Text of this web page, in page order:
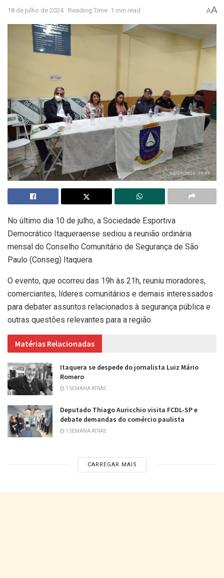
18 de julho de 2024 Reading Time: 1 min read AA
No último dia 10 de julho, a Sociedade Esportiva
Democrático Itaqueraense sediou a reunião ordinária
mensal do Conselho Comunitário de Segurança de São
Paulo (Conseg) Itaquera.
O evento, que ocorreu das 19h às 21h, reuniu moradores,
comerciantes, líderes comunitários e demais interessados
para debater assuntos relacionados à segurança pública e
outras questões relevantes para a região.
Matérias Relacionadas
Itaquera se despede do jornalista Luiz Mário
Romero
1 SEMANA ATRÁS
Deputado Thiago Auricchio visita FCDL-SP e
debate demandas do comércio paulista
1 SEMANA ATRÁS
CARREGAR MAIS